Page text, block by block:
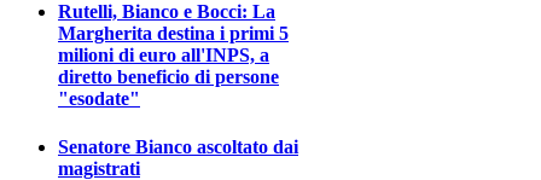
Rutelli, Bianco e Bocci: La
Margherita destina i primi 5
milioni di euro all'INPS, a
diretto beneficio di persone
"esodate"
Senatore Bianco ascoltato dai
magistrati